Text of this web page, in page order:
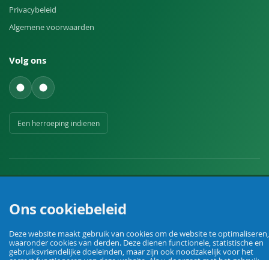
Privacybeleid
Algemene voorwaarden
Volg ons
Een herroeping indienen
Uw vakhandel voor landbouw, veehouderij, huis, erf en tuin.
© Agrarking. Alle rechten voorbehouden.
Ons cookiebeleid
Deze website maakt gebruik van cookies om de website te optimaliseren,
waaronder cookies van derden. Deze dienen functionele, statistische en
gebruiksvriendelijke doeleinden, maar zijn ook noodzakelijk voor het